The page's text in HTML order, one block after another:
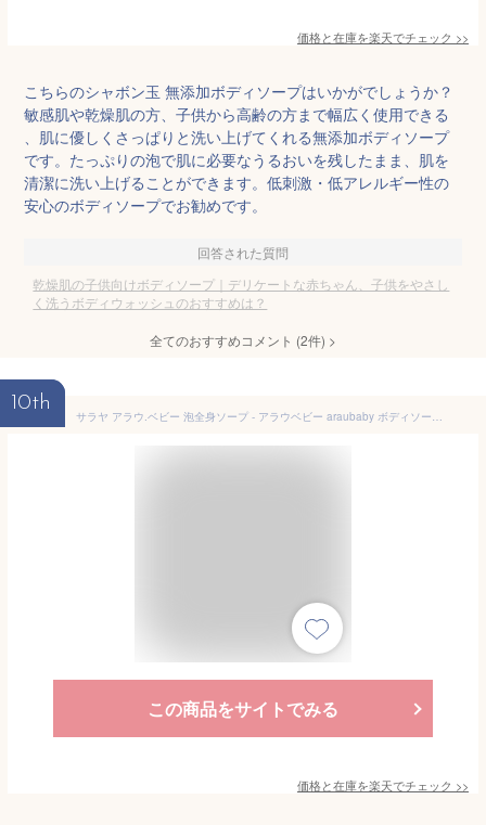
価格と在庫を楽天でチェック >>
こちらのシャボン玉 無添加ボディソープはいかがでしょうか？
敏感肌や乾燥肌の方、子供から高齢の方まで幅広く使用できる
、肌に優しくさっぱりと洗い上げてくれる無添加ボディソープ
です。たっぷりの泡で肌に必要なうるおいを残したまま、肌を
清潔に洗い上げることができます。低刺激・低アレルギー性の
安心のボディソープでお勧めです。
回答された質問
乾燥肌の子供向けボディソープ｜デリケートな赤ちゃん、子供をやさし
く洗うボディウォッシュのおすすめは？
全てのおすすめコメント (2件) >
10th
サラヤ アラウ.ベビー 泡全身ソープ - アラウベビー araubaby ボディソープ 泡 ボトル 本体 ベビー用泡ボディソープ 泡ソープ 泡タイプ 無添加 ベビー用 赤ちゃん用 無添加せっけん saraya さらや サラヤ公式ショップ
この商品をサイトでみる
価格と在庫を楽天でチェック >>